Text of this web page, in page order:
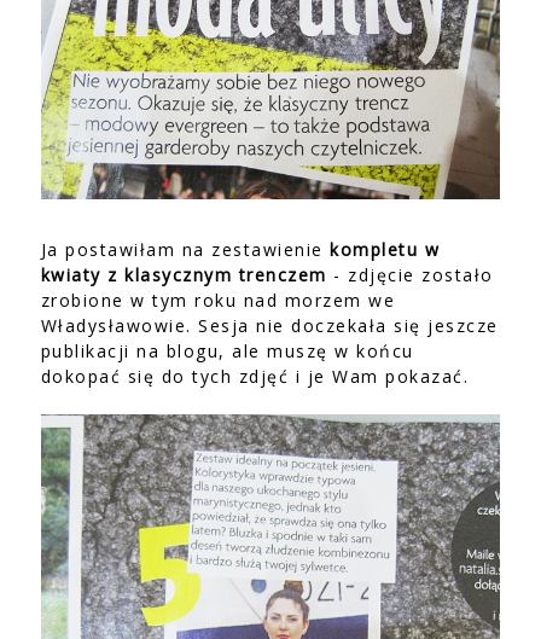
Ja postawiłam na zestawieniekompletu w
kwiaty z klasycznym trenczem - zdjęcie zostało
zrobione w tym roku nad morzem we
Władysławowie. Sesja nie doczekała się jeszcze
publikacji na blogu, ale muszę w końcu
dokopać się do tych zdjęć i je Wam pokazać.